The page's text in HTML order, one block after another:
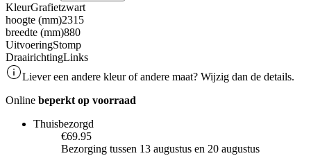
KleurGrafietzwart
hoogte (mm)2315
breedte (mm)880
UitvoeringStomp
DraairichtingLinks
Liever een andere kleur of andere maat? Wijzig dan de details.
Online beperkt op voorraad
Thuisbezorgd
€69.95
Bezorging tussen 13 augustus en 20 augustus